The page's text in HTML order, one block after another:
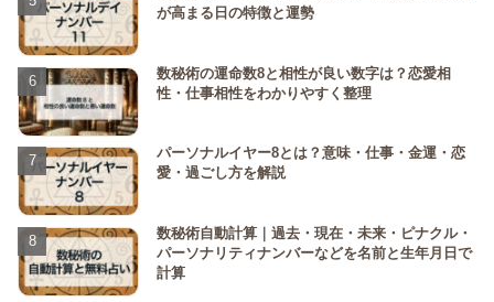
が高まる日の特徴と運勢
数秘術の運命数8と相性が良い数字は？恋愛相
性・仕事相性をわかりやすく整理
パーソナルイヤー8とは？意味・仕事・金運・恋
愛・過ごし方を解説
数秘術自動計算｜過去・現在・未来・ピナクル・
パーソナリティナンバーなどを名前と生年月日で
計算